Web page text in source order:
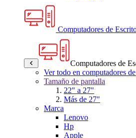
Computadores de
Computadores de
Ver todo en computadores
Tamaño de pantalla
22" a 27"
Más de 27"
Marca
Lenovo
Hp
Apple